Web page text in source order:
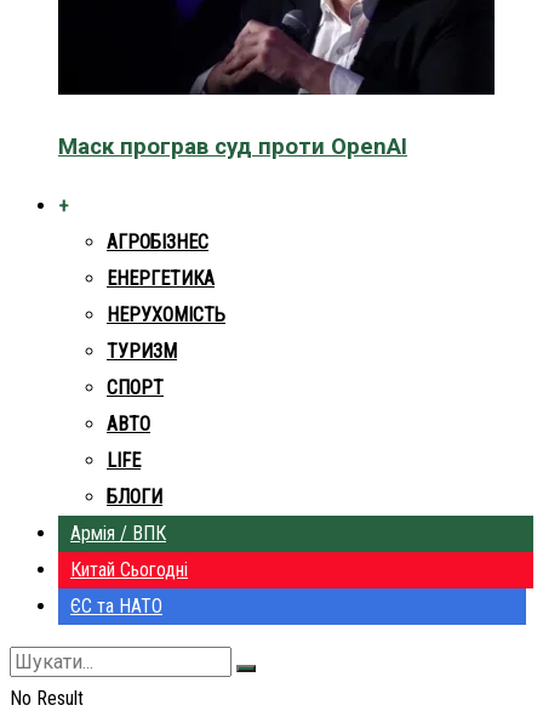
Маск програв суд проти OpenAI
+
АГРОБІЗНЕС
ЕНЕРГЕТИКА
НЕРУХОМІСТЬ
ТУРИЗМ
СПОРТ
АВТО
LIFE
БЛОГИ
Армія / ВПК
Китай Сьогодні
ЄС та НАТО
No Result